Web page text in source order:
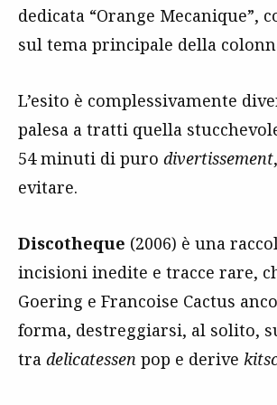
dedicata “Orange Mecanique”,
sul tema principale della
L’esito è complessivamente
palesa a tratti quella
54 minuti di puro divertissement
evitare.
Discotheque (2006) è una
incisioni inedite e tracce rare,
Goering e Francoise Cactus
forma, destreggiarsi, al solito,
tra delicatessen pop e derive